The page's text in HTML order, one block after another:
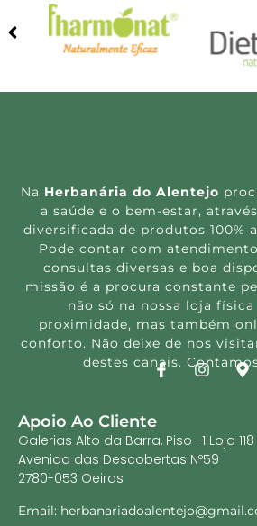
Na Herbanária do Alentejo
a saúde e o bem-estar,
diversificada de produtos 100%
Pode contar com
consultas diversas e boa
missão é a procura constante
não só na nossa loja
proximidade, mas também
conforto. Não deixe de nos
destes canais.
Apoio Ao Cliente
Galerias Alto da Barra, Piso -1 Loja 118
Avenida das Descobertas Nº59
2780-053 Oeiras
Email: